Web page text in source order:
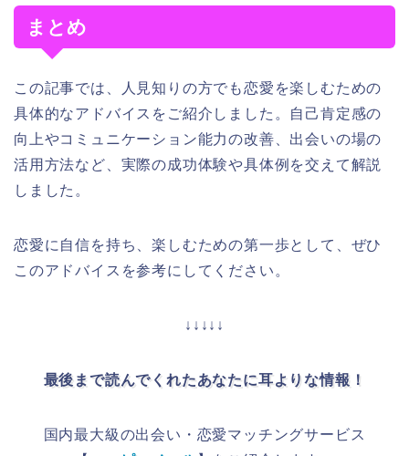
まとめ
この記事では、人見知りの方でも恋愛を楽しむための
具体的なアドバイスをご紹介しました。自己肯定感の
向上やコミュニケーション能力の改善、出会いの場の
活用方法など、実際の成功体験や具体例を交えて解説
しました。
恋愛に自信を持ち、楽しむための第一歩として、ぜひ
このアドバイスを参考にしてください。
↓↓↓↓↓
最後まで読んでくれたあなたに耳よりな情報！
国内最大級の出会い・恋愛マッチングサービス